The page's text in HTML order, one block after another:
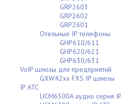
GRP2603
GRP2602
GRP2601
Отельные IP телефоны
GHP610/611
GHP620/621
GHP630/631
VoIP шлюзы для предприятий
GXW42xx FXS IP шлюзы
IP АТС
UCM6300A аудио серия